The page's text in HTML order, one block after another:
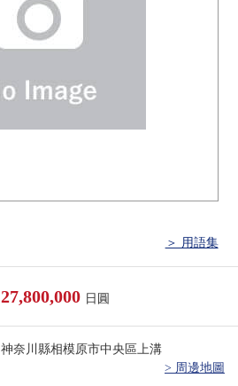
＞ 用語集
27,800,000 日圓
神奈川縣相模原市中央區上溝
> 周邊地圖